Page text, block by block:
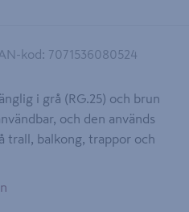
kod : 7071536080524
i grå (RG.25) och brun
och den används
trall, balkong, trappor och